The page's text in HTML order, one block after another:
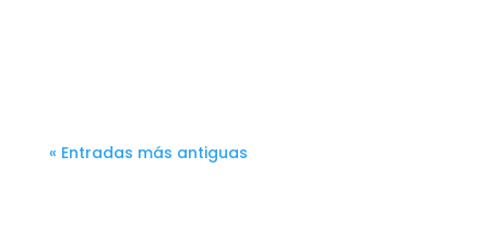
« Entradas más antiguas